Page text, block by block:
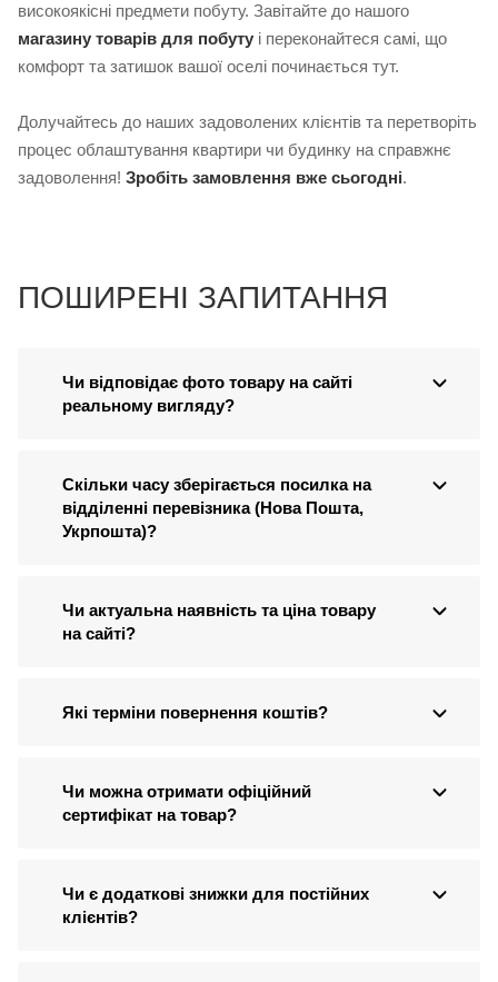
високоякісні предмети побуту. Завітайте до нашого
магазину товарів для побуту і переконайтеся самі, що
комфорт та затишок вашої оселі починається тут.
Долучайтесь до наших задоволених клієнтів та перетворіть
процес облаштування квартири чи будинку на справжнє
задоволення! Зробіть замовлення вже сьогодні.
ПОШИРЕНІ ЗАПИТАННЯ
Чи відповідає фото товару на сайті
реальному вигляду?
Скільки часу зберігається посилка на
відділенні перевізника (Нова Пошта,
Укрпошта)?
Чи актуальна наявність та ціна товару
на сайті?
Які терміни повернення коштів?
Чи можна отримати офіційний
сертифікат на товар?
Чи є додаткові знижки для постійних
клієнтів?